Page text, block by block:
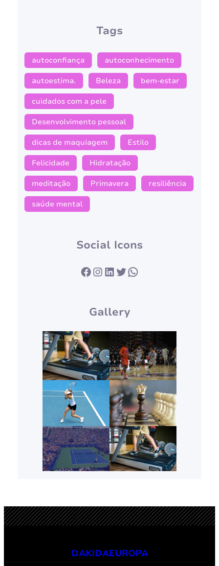
Tags
autoconfiança autoconhecimento
autoestima. Beleza bem-estar
cuidados com a pele
Desenvolvimento pessoal
dicas de maquiagem Estilo
Felicidade Hidratação
meditação Primavera resiliência
saúde mental
Social Icons
Facebook InstagramLinkedIn Twitter WhatsApp
Gallery
DAKIDAEUROPA